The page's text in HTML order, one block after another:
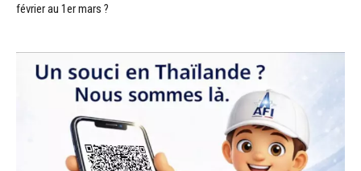
février au 1er mars ?